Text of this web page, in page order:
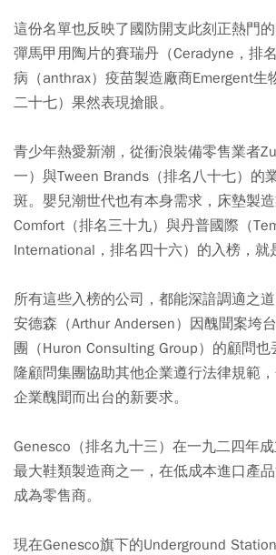
這份名單也反映了國防開支此刻正熱門
彈馬甲用陶片的賽瑞丹（Ceradyne，排
病（anthrax）疫苗製造廠商Emergent生
二十七）果然表現搶眼。
青少年熱愛新潮，從衝浪裝備零售業者
一）與Tween Brands（排名八十七）的
斑。嬰兒潮世代也有本身需求，床墊製
Comfort（排名三十九）與丹普國際（
International，排名四十六）的入榜，就
所有這些入榜的公司，都能深諳調適之
安德森（Arthur Andersen）因醜聞案垮
團（Huron Consulting Group）的顧問也
隆顧問集團協助其他企業遵行法律規範
企業醜聞而出台的新要求。
Genesco（排名九十三）在一九二四年
最大鞋類製造商之一，在低成本進口產
成為零售商。
現在Genesco旗下的Underground